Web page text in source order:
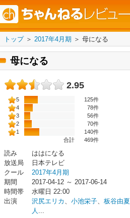
トップ＞ 2017年4月期 ＞ 母になる
母になる
2.95
5
125件
4
78件
3
56件
2
70件
1
140件
合計
469件
読み
ははになる
放送局
日本テレビ
クール
2017年4月期
期間
2017-04-12 ～ 2017-06-14
時間帯
水曜日 22:00
出演
沢尻エリカ 、 小池栄子、 板谷由夏
人 ...